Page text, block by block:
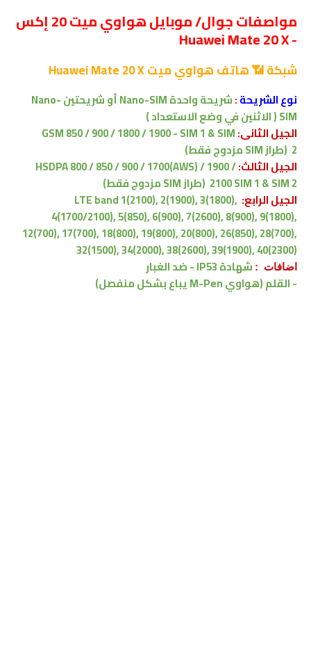
مواصفات جوال/ موبايل هواوي ميت 20 إكس
- Huawei Mate 20 X
شبكة 📶هاتف هواوي ميت Huawei Mate 20 X
نوع الشريحة:
شريحة واحدة Nano-SIM أو شريحتين Nano-
SIM ( الاثنين في وضع الاستعداد )
الجيل الثانى:GSM 850 / 900 / 1800 / 1900 - SIM 1 & SIM
2 (طراز SIM مزدوج فقط)
الجيل الثالث:HSDPA 800 / 850 / 900 / 1700(AWS) / 1900 /
2100SIM 1 & SIM 2 (طراز SIM مزدوج فقط)
الجيل الرابع: LTE band 1(2100), 2(1900), 3(1800),
4(1700/2100), 5(850), 6(900), 7(2600), 8(900), 9(1800),
12(700), 17(700), 18(800), 19(800), 20(800), 26(850), 28(700),
32(1500), 34(2000), 38(2600), 39(1900), 40(2300)
اضافات : شهادة IP53 - ضد الغبار
- القلم (هواوي M-Pen يباع بشكل منفصل)